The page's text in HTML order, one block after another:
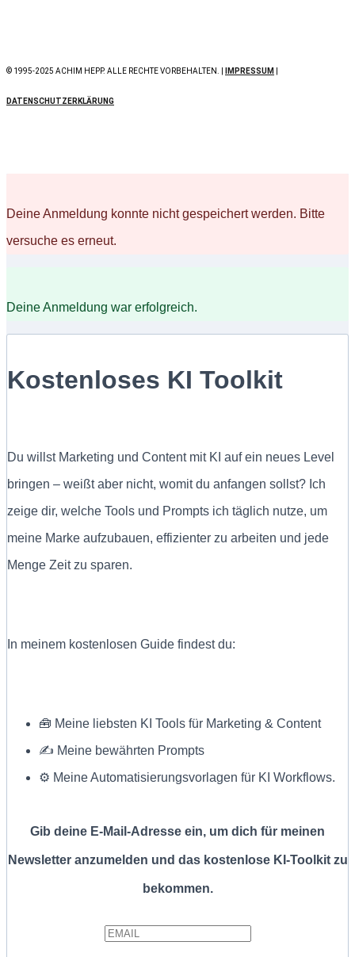
© 1995-2025 ACHIM HEPP. ALLE RECHTE VORBEHALTEN. | IMPRESSUM
DATENSCHUTZERKLÄRUNG
Deine Anmeldung konnte nicht gespeichert werden. Bitte
versuche es erneut.
Deine Anmeldung war erfolgreich.
Kostenloses KI Toolkit
Du willst Marketing und Content mit KI auf ein neues Level
bringen – weißt aber nicht, womit du anfangen sollst? Ich
zeige dir, welche Tools und Prompts ich täglich nutze, um
meine Marke aufzubauen, effizienter zu arbeiten und jede
Menge Zeit zu sparen.
In meinem kostenlosen Guide findest du:
🧰 Meine liebsten KI Tools für Marketing & Content
✍ Meine bewährten Prompts
⚙️ Meine Automatisierungsvorlagen für KI Workflows.
Gib deine E-Mail-Adresse ein, um dich für meinen
Newsletter anzumelden und das kostenlose KI-Toolkit zu
bekommen.